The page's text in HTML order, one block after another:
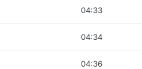
04:33
04:34
04:36